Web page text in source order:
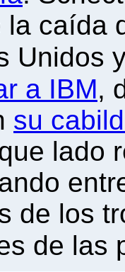
la caída
Unidos
a IBM,
su
lado
de los
de las